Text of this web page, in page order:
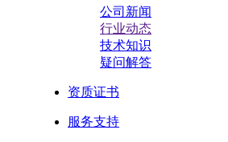
公司新闻
行业动态
技术知识
疑问解答
资质证书
服务支持